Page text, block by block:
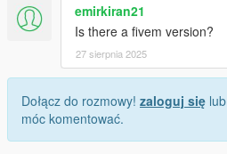
emirkiran21
Is there a fivem version?
27 sierpnia 2025
Dołącz do rozmowy! zaloguj się lub
móc komentować.